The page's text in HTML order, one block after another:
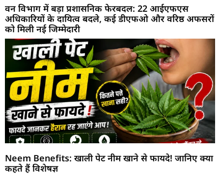
वन विभाग में बड़ा प्रशासनिक फेरबदल: 22 आईएफएस
अधिकारियों के दायित्व बदले, कई डीएफओ और वरिष्ठ अफसरों
को मिली नई जिम्मेदारी
Neem Benefits: खाली पेट नीम खाने से फायदे! जानिए क्या
कहते हैं विशेषज्ञ